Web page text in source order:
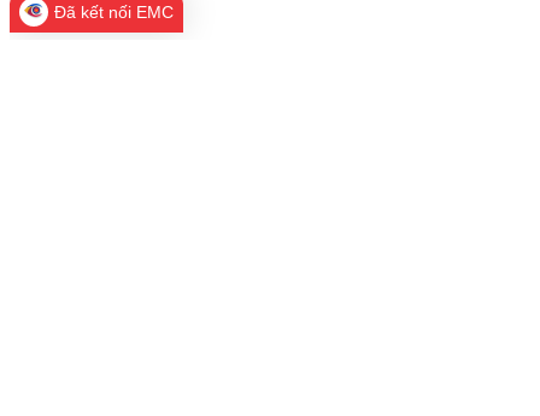
Đã kết nối EMC